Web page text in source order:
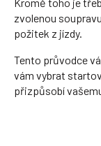
zvolenou
požitek z jízdy.
Tento průvodce
vám vybrat
přizpůsobí